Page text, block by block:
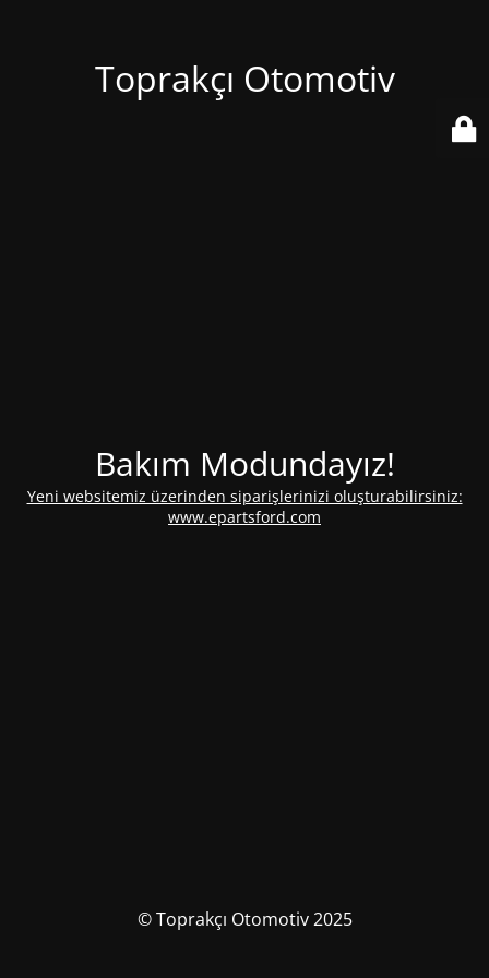
Toprakçı Otomotiv
Bakım Modundayız!
Yeni websitemiz üzerinden siparişlerinizi oluşturabilirsiniz:
www.epartsford.com
© Toprakçı Otomotiv 2025